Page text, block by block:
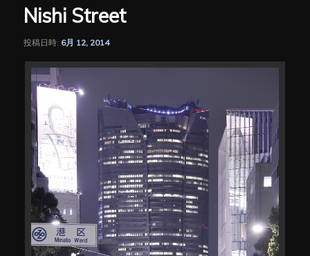
シ
ン
Nishi Street
投稿日時: 6月 12, 2014